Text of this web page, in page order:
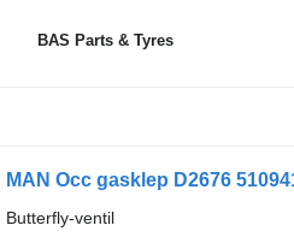
BAS Parts & Tyres
MAN Occ gasklep D2676
Butterfly-ventil